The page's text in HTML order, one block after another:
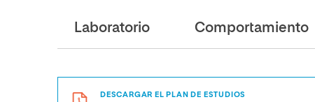
Laboratorio Comportamiento
DESCARGAR EL PLAN DE ESTUDIOS